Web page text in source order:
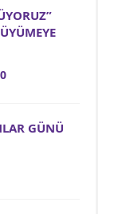
GÜNÜ